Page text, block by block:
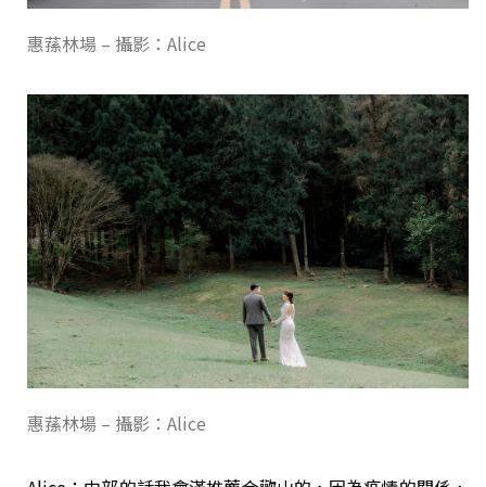
惠蓀林場 – 攝影：Alice
惠蓀林場 – 攝影：Alice